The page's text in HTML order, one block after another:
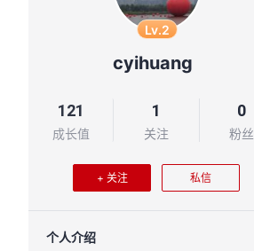
Lv.2
cyihuang
121
成长值
1
关注
0
粉丝
+ 关注 私信
个人介绍